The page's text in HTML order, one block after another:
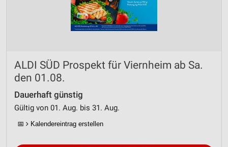
ALDI SÜD Prospekt für Viernheim ab Sa.
den 01.08.
Dauerhaft günstig
Gültig von 01. Aug. bis 31. Aug.
📅 Kalendereintrag erstellen